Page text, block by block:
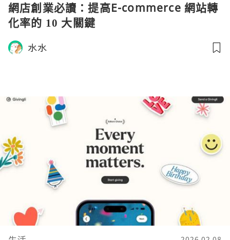
網店創業必讀：提高E-commerce 網站轉
化率的 10 大關鍵
水水